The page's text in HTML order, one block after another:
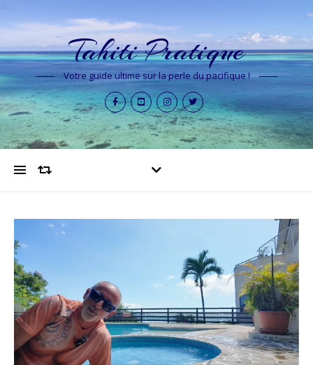
Tahiti Pratique
Votre guide ultime sur la perle du pacifique !